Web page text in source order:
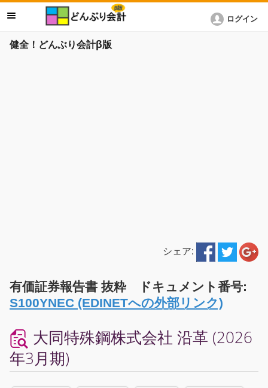
健全！どんぶり会計β版
ログイン
シェア:
有価証券報告書 抜粋 ドキュメント番号:
S100YNEC (EDINETへの外部リンク)
大同特殊鋼株式会社 沿革 (2026
年3月期)